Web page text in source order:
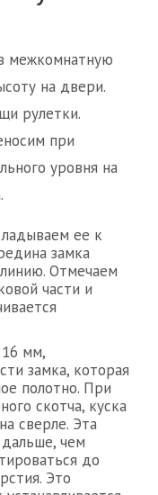
межкомнатную
на двери.
рулетки.
при
уровня на
ее к
замка
Отмечаем
части и
мм,
замка, которая
полотно. При
скотча, куска
сверле. Эта
чем
до
Это